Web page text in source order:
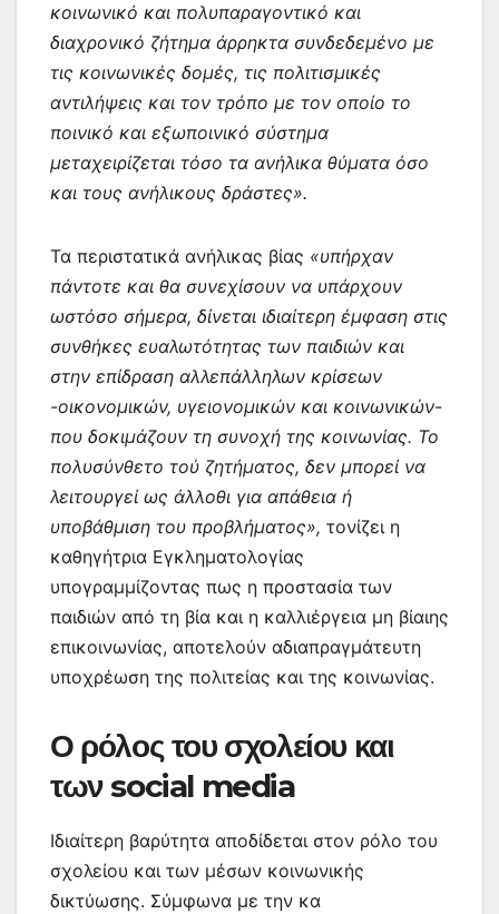
κοινωνικό και πολυπαραγοντικό και
διαχρονικό ζήτημα άρρηκτα συνδεδεμένο με
τις κοινωνικές δομές, τις πολιτισμικές
αντιλήψεις και τον τρόπο με τον οποίο το
ποινικό και εξωποινικό σύστημα
μεταχειρίζεται τόσο τα ανήλικα θύματα όσο
και τους ανήλικους δράστες».
Τα περιστατικά ανήλικας βίας «υπήρχαν
πάντοτε και θα συνεχίσουν να υπάρχουν
ωστόσο σήμερα, δίνεται ιδιαίτερη έμφαση στις
συνθήκες ευαλωτότητας των παιδιών και
στην επίδραση αλλεπάλληλων κρίσεων
-οικονομικών, υγειονομικών και κοινωνικών-
που δοκιμάζουν τη συνοχή της κοινωνίας. Το
πολυσύνθετο τού ζητήματος, δεν μπορεί να
λειτουργεί ως άλλοθι για απάθεια ή
υποβάθμιση του προβλήματος», τονίζει η
καθηγήτρια Εγκληματολογίας
υπογραμμίζοντας πως η προστασία των
παιδιών από τη βία και η καλλιέργεια μη βίαιης
επικοινωνίας, αποτελούν αδιαπραγμάτευτη
υποχρέωση της πολιτείας και της κοινωνίας.
Ο ρόλος του σχολείου και
των social media
Ιδιαίτερη βαρύτητα αποδίδεται στον ρόλο του
σχολείου και των μέσων κοινωνικής
δικτύωσης. Σύμφωνα με την κα